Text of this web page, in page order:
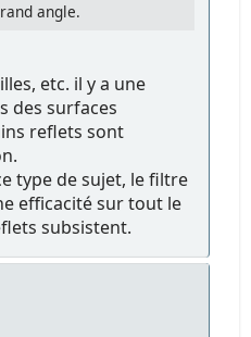
angle.
etc. il y a une
des surfaces
reflets sont
type de sujet, le filtre
efficacité sur tout le
subsistent.